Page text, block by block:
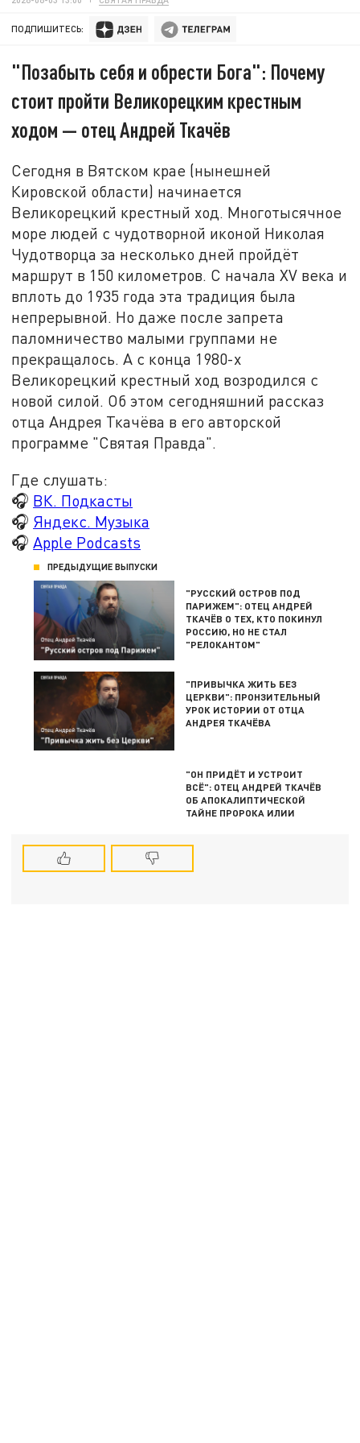
ПОДПИШИТЕСЬ:
"Позабыть себя и обрести Бога": Почему
стоит пройти Великорецким крестным
ходом — отец Андрей Ткачёв
Сегодня в Вятском крае (нынешней
Кировской области) начинается
Великорецкий крестный ход. Многотысячное
море людей с чудотворной иконой Николая
Чудотворца за несколько дней пройдёт
маршрут в 150 километров. С начала XV века и
вплоть до 1935 года эта традиция была
непрерывной. Но даже после запрета
паломничество малыми группами не
прекращалось. А с конца 1980-х
Великорецкий крестный ход возродился с
новой силой. Об этом сегодняшний рассказ
отца Андрея Ткачёва в его авторской
программе "Святая Правда".
Где слушать:
🎧 ВК. Подкасты
🎧 Яндекс. Музыка
🎧 Apple Podcasts
ПРЕДЫДУЩИЕ ВЫПУСКИ
"РУССКИЙ ОСТРОВ ПОД
ПАРИЖЕМ": ОТЕЦ АНДРЕЙ
ТКАЧЁВ О ТЕХ, КТО ПОКИНУЛ
РОССИЮ, НО НЕ СТАЛ
"РЕЛОКАНТОМ"
"ПРИВЫЧКА ЖИТЬ БЕЗ
ЦЕРКВИ": ПРОНЗИТЕЛЬНЫЙ
УРОК ИСТОРИИ ОТ ОТЦА
АНДРЕЯ ТКАЧЁВА
"ОН ПРИДЁТ И УСТРОИТ
ВСЁ": ОТЕЦ АНДРЕЙ ТКАЧЁВ
ОБ АПОКАЛИПТИЧЕСКОЙ
ТАЙНЕ ПРОРОКА ИЛИИ